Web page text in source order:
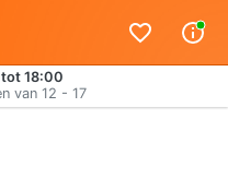
tot 18:00
van 12 - 17